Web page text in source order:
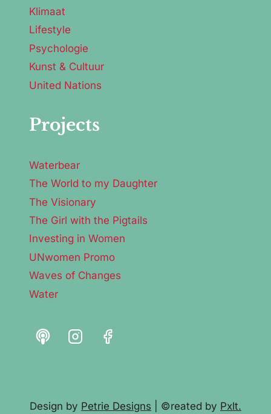
Klimaat
Lifestyle
Psychologie
Kunst & Cultuur
United Nations
Projects
Waterbear
The World to my Daughter
The Visionary
The Girl with the Pigtails
Investing in Women
UNwomen Promo
Waves of Changes
Water
Design by Petrie Designs | ©reated by Pxlt.